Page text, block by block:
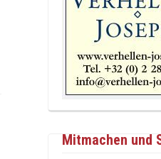
Mitmachen und